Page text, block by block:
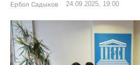
Ербол Садыков 24.09.2025, 19:00